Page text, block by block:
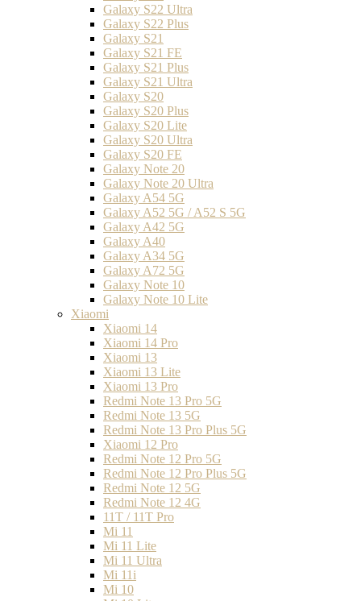
Galaxy S22 Ultra
Galaxy S22 Plus
Galaxy S21
Galaxy S21 FE
Galaxy S21 Plus
Galaxy S21 Ultra
Galaxy S20
Galaxy S20 Plus
Galaxy S20 Lite
Galaxy S20 Ultra
Galaxy S20 FE
Galaxy Note 20
Galaxy Note 20 Ultra
Galaxy A54 5G
Galaxy A52 5G / A52 S 5G
Galaxy A42 5G
Galaxy A40
Galaxy A34 5G
Galaxy A72 5G
Galaxy Note 10
Galaxy Note 10 Lite
Xiaomi
Xiaomi 14
Xiaomi 14 Pro
Xiaomi 13
Xiaomi 13 Lite
Xiaomi 13 Pro
Redmi Note 13 Pro 5G
Redmi Note 13 5G
Redmi Note 13 Pro Plus 5G
Xiaomi 12 Pro
Redmi Note 12 Pro 5G
Redmi Note 12 Pro Plus 5G
Redmi Note 12 5G
Redmi Note 12 4G
11T / 11T Pro
Mi 11
Mi 11 Lite
Mi 11 Ultra
Mi 11i
Mi 10